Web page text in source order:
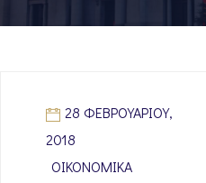
28 ΦΕΒΡΟΥΑΡΊΟΥ,
2018
ΟΙΚΟΝΟΜΙΚΆ